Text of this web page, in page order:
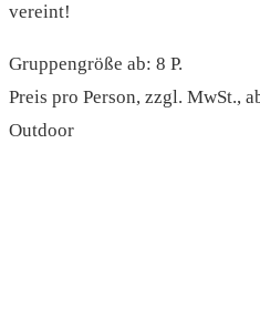
vereint!
Gruppengröße ab: 8 P.
Preis pro Person, zzgl. MwSt.,
Outdoor